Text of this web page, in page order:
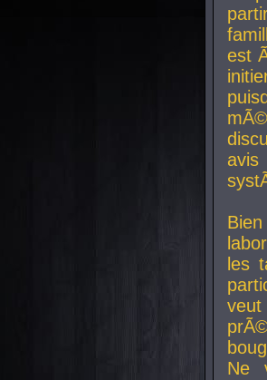
est
avis
les
Ne